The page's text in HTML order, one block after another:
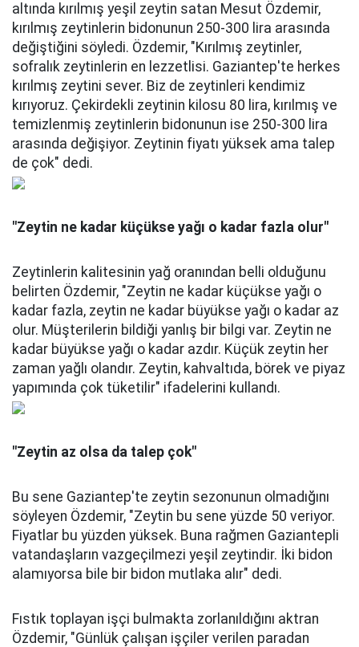
altında kırılmış yeşil zeytin satan Mesut Özdemir,
kırılmış zeytinlerin bidonunun 250-300 lira arasında
değiştiğini söyledi. Özdemir, "Kırılmış zeytinler,
sofralık zeytinlerin en lezzetlisi. Gaziantep'te herkes
kırılmış zeytini sever. Biz de zeytinleri kendimiz
kırıyoruz. Çekirdekli zeytinin kilosu 80 lira, kırılmış ve
temizlenmiş zeytinlerin bidonunun ise 250-300 lira
arasında değişiyor. Zeytinin fiyatı yüksek ama talep
de çok" dedi.
"Zeytin ne kadar küçükse yağı o kadar fazla olur"
Zeytinlerin kalitesinin yağ oranından belli olduğunu
belirten Özdemir, "Zeytin ne kadar küçükse yağı o
kadar fazla, zeytin ne kadar büyükse yağı o kadar az
olur. Müşterilerin bildiği yanlış bir bilgi var. Zeytin ne
kadar büyükse yağı o kadar azdır. Küçük zeytin her
zaman yağlı olandır. Zeytin, kahvaltıda, börek ve piyaz
yapımında çok tüketilir" ifadelerini kullandı.
"Zeytin az olsa da talep çok"
Bu sene Gaziantep'te zeytin sezonunun olmadığını
söyleyen Özdemir, "Zeytin bu sene yüzde 50 veriyor.
Fiyatlar bu yüzden yüksek. Buna rağmen Gaziantepli
vatandaşların vazgeçilmezi yeşil zeytindir. İki bidon
alamıyorsa bile bir bidon mutlaka alır" dedi.
Fıstık toplayan işçi bulmakta zorlanıldığını aktran
Özdemir, "Günlük çalışan işçiler verilen paradan